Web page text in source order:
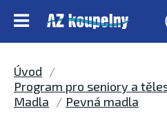
Úvod
Program pro seniory a
Madla
Pevná madla